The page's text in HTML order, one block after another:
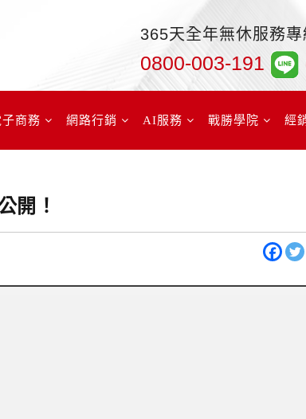
365天全年無休服務專
0800-003-191
子商務 網路行銷 AI服務 戰勝學院 經
開！